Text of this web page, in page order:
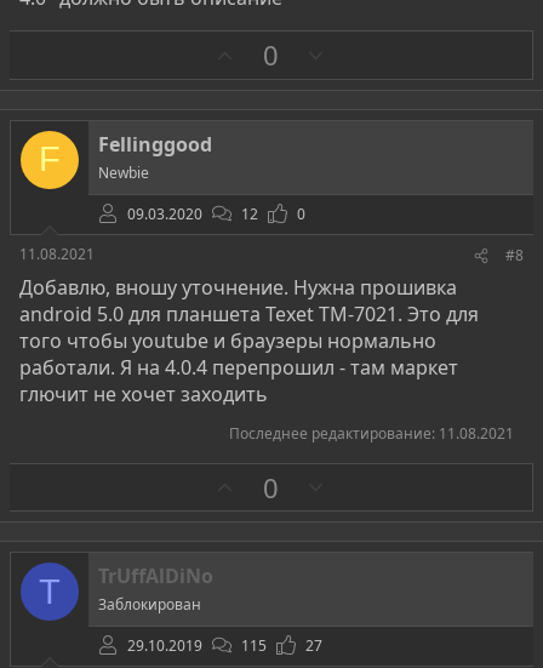
а
0
р
о
в
F Fellinggood
Newbie
09.03.2020
12
0
11.08.2021
#8
Добавлю, вношу уточнение. Нужна прошивка
android 5.0 для планшета Texet TM-7021. Это для
того чтобы youtube и браузеры нормально
работали. Я на 4.0.4 перепрошил - там маркет
глючит не хочет заходить
Последнее редактирование: 11.08.2021
а
0
р
о
в
T TrUffAlDiNo
Заблокирован
29.10.2019
115
27